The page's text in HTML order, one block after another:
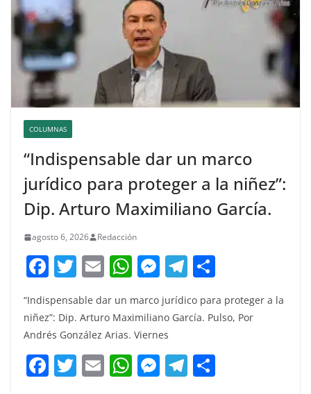
COLUMNAS
“Indispensable dar un marco
jurídico para proteger a la niñez”:
Dip. Arturo Maximiliano García.
agosto 6, 2026 Redacción
F
c
e
b
o
T
w
itt
er
E
ai
l
W
at
s
A
p
M
e
ss
e
n
g
T
e
a
m
m
“Indispensable dar un marco jurídico para proteger a la
niñez”: Dip. Arturo Maximiliano García. Pulso, Por
Andrés González Arias. Viernes
F T E W M T